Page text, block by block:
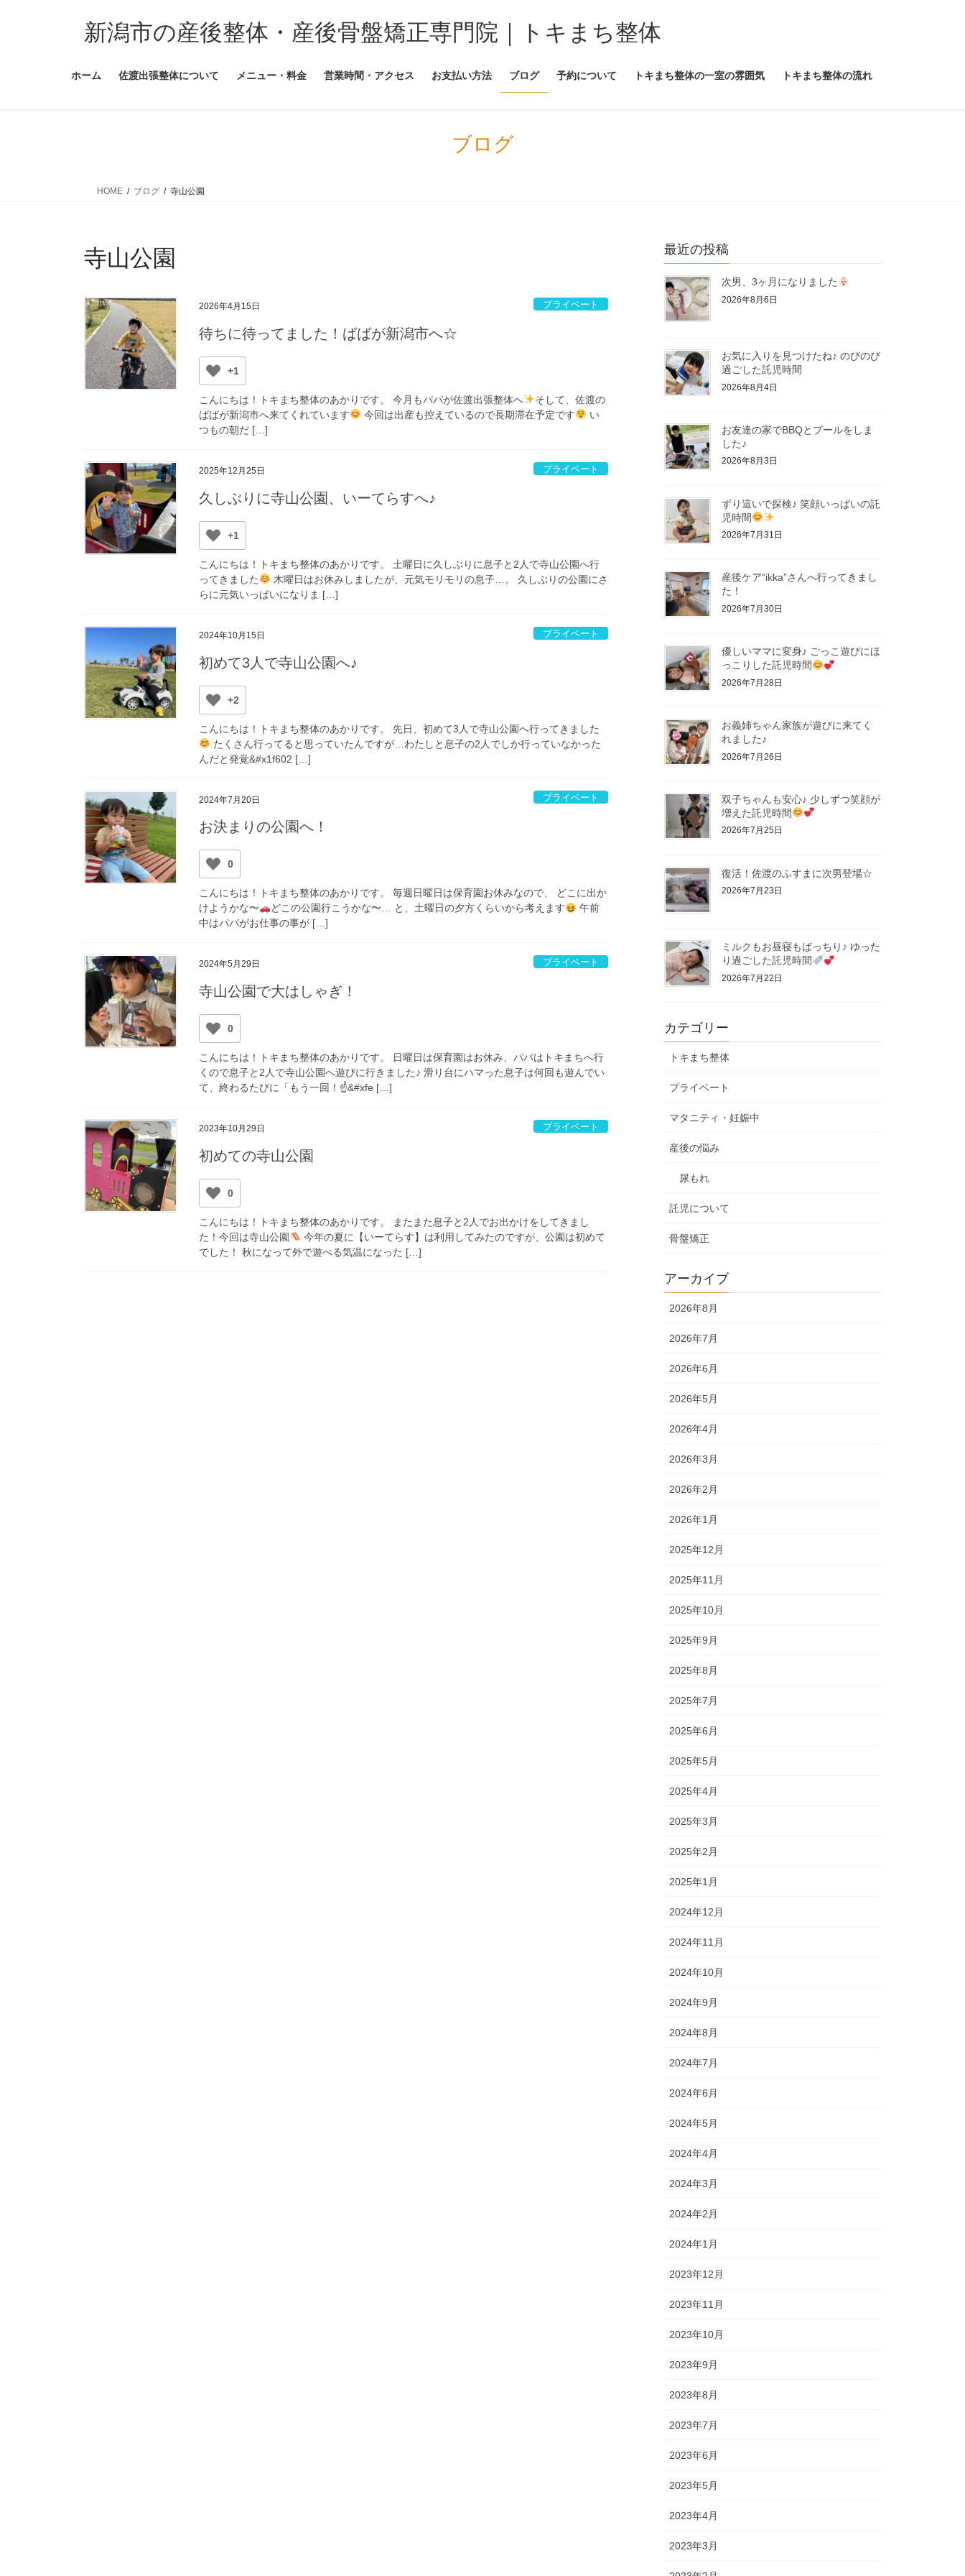
新潟市の産後整体・産後骨盤矯正専門院｜トキまち整体
ホーム 佐渡出張整体について メニュー・料金 営業時間・アクセス お支払い方法 ブログ 予約について トキまち整体の一室の雰囲気 トキまち整体の流れ
ブログ
HOME ブログ 寺山公園
寺山公園
2026年4月15日 プライベート
待ちに待ってました！ばばが新潟市へ☆
+1
こんにちは！トキまち整体のあかりです。 今月もパパが佐渡出張整体へ
そして、佐渡の
ばばが新潟市へ来てくれています
今回は出産も控えているので長期滞在予定です
い
つもの朝だ […]
2025年12月25日 プライベート
久しぶりに寺山公園、いーてらすへ♪
+1
こんにちは！トキまち整体のあかりです。 土曜日に久しぶりに息子と2人で寺山公園へ行
ってきました
木曜日はお休みしましたが、元気モリモリの息子…。 久しぶりの公園にさ
らに元気いっぱいになりま […]
2024年10月15日 プライベート
初めて3人で寺山公園へ♪
+2
こんにちは！トキまち整体のあかりです。 先日、初めて3人で寺山公園へ行ってきました
たくさん行ってると思っていたんですが…わたしと息子の2人でしか行っていなかった
んだと発覚&#x1f602 […]
2024年7月20日 プライベート
お決まりの公園へ！
0
こんにちは！トキまち整体のあかりです。 毎週日曜日は保育園お休みなので、 どこに出か
けようかな〜
どこの公園行こうかな〜… と、土曜日の夕方くらいから考えます
午前
中はパパがお仕事の事が […]
2024年5月29日 プライベート
寺山公園で大はしゃぎ！
0
こんにちは！トキまち整体のあかりです。 日曜日は保育園はお休み、パパはトキまちへ行
くので息子と2人で寺山公園へ遊びに行きました♪ 滑り台にハマった息子は何回も遊んでい
て、終わるたびに「もう一回！☝&#xfe […]
2023年10月29日 プライベート
初めての寺山公園
0
こんにちは！トキまち整体のあかりです。 またまた息子と2人でお出かけをしてきまし
た！今回は寺山公園
今年の夏に【いーてらす】は利用してみたのですが、公園は初めて
でした！ 秋になって外で遊べる気温になった […]
最近の投稿
次男、3ヶ月になりました
2026年8月6日
お気に入りを見つけたね♪ のびのび
過ごした託児時間
2026年8月4日
お友達の家でBBQとプールをしま
した♪
2026年8月3日
ずり這いで探検♪ 笑顔いっぱいの託
児時間
2026年7月31日
産後ケア“ikka”さんへ行ってきまし
た！
2026年7月30日
優しいママに変身♪ ごっこ遊びにほ
っこりした託児時間
2026年7月28日
お義姉ちゃん家族が遊びに来てく
れました♪
2026年7月26日
双子ちゃんも安心♪ 少しずつ笑顔が
増えた託児時間
2026年7月25日
復活！佐渡のふすまに次男登場☆
2026年7月23日
ミルクもお昼寝もばっちり♪ ゆった
り過ごした託児時間
2026年7月22日
カテゴリー
トキまち整体
プライベート
マタニティ・妊娠中
産後の悩み
尿もれ
託児について
骨盤矯正
アーカイブ
2026年8月
2026年7月
2026年6月
2026年5月
2026年4月
2026年3月
2026年2月
2026年1月
2025年12月
2025年11月
2025年10月
2025年9月
2025年8月
2025年7月
2025年6月
2025年5月
2025年4月
2025年3月
2025年2月
2025年1月
2024年12月
2024年11月
2024年10月
2024年9月
2024年8月
2024年7月
2024年6月
2024年5月
2024年4月
2024年3月
2024年2月
2024年1月
2023年12月
2023年11月
2023年10月
2023年9月
2023年8月
2023年7月
2023年6月
2023年5月
2023年4月
2023年3月